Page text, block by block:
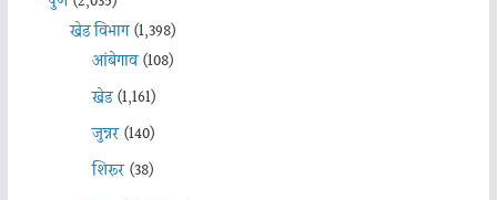
खेड विभाग(1,398)
आंबेगाव(108)
खेड(1,161)
जुन्नर(140)
शिरूर(38)